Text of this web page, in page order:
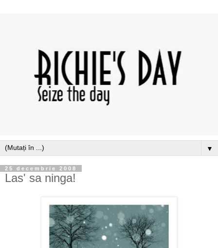
▼
25 decembrie 2008
Las' sa ninga!